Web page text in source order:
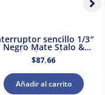
sencillo 1/3″
Negro Mate Stalo &
Kristalo Leviton
$87.66
Añadir al carrito